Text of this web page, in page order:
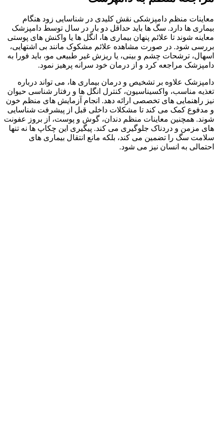
معاینات منظم دامپزشکی نقش کلیدی در شناسایی زود هنگام
بیماری‌ ها دارد. سگ‌ ها باید حداقل دو بار در سال توسط دامپزشک
معاینه شوند تا علائم پنهان بیماری‌ ها، انگل‌ ها یا واکنش‌ های پوستی
بررسی شود. در صورت مشاهده علائم مشکوک مانند بی‌ اشتهایی،
اسهال، ترشحات چشم و بینی، یا ریزش غیر طبیعی مو، باید فورا به
دامپزشک مراجعه کرد و از درمان خود سرانه پرهیز نمود.
دامپزشک علاوه بر تشخیص و درمان بیماری‌ ها، می‌ تواند درباره
تغذیه مناسب، واکسیناسیون، کنترل انگل‌ ها و رفتار شناسی حیوان
نیز راهنمایی‌ های تخصصی ارائه دهد. انجام آزمایش‌ های منظم خون
و مدفوع کمک می‌ کند تا مشکلات داخلی قبل از پیشرفت شناسایی
شوند. همچنین معاینات منظم دندان، گوش و پوست، از بروز عفونت‌
های مزمن و دردناک جلوگیری می‌ کند. پیگیری این چکاپ‌ ها نه‌ تنها
سلامت سگ را تضمین می‌ کند، بلکه مانع انتقال بیماری‌ های
احتمالی به انسان نیز می‌ شود.